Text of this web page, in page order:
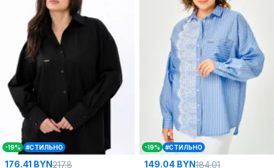
-19% #СТИЛЬНО
176.41 BYN217.8
-19% #СТИЛЬНО
149.04 BYN184.01